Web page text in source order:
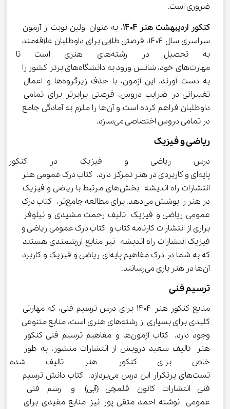
ضروری است.
کنکور اردیبهشت هنر ۱۴۰۴
، به عنوان اولین نوبت از آزمون
سراسری سال ۱۴۰۴، فرصتی طلایی برای داوطلبان علاقه‌مند
به تحصیل در رشته‌های هنری
مهارت‌های خود، شانس ورود به دانشگاه‌های برتر کشور را
به دست آورند. این آزمون، با حذف زیرگروه‌ها و اعمال
تغییراتی در ضرایب دروس، فرصتی برابرتر برای تمامی
داوطلبان فراهم کرده است و آن‌ها را ملزم به آمادگی جامع
در تمامی دروس اختصاصی می‌سازد.
ریاضی و فیزیک
درس ریاضی و فیزیک در کنکور
پایه‌ای و کاربردی در هنر تمرکز دارد. کتاب درک عمومی هنر
انتشارات راه اندیشه بخش‌های مرتبط با ریاضی و فیزیک
در هنر را پوشش می‌دهد. برای مطالعه جامع‌تر، کتاب درک
عمومی ریاضی و فیزیک تالیف رحمت مشیدی و نیلوفر
براری از انتشارات کارنامه کتاب و کتاب درک عمومی ریاضی و
فیزیک انتشارات راه اندیشه نیز منابع ارزشمندی هستند
که به شما در درک مفاهیم پایه‌ای ریاضی و فیزیک و کاربرد
آن‌ها در هنر یاری می‌رسانند.
ترسیم فنی
منابع کنکور هنر ۱۴۰۴ برای درس ترسیم فنی، که مهارتی
کلیدی برای بسیاری از رشته‌های هنری است، منابع متنوعی
وجود دارد. کتاب آزمون‌ها و مفاهیم ترسیم فنی کنکور
هنر تالیف سعید درویش از انتشارات منشور، به طور
خاص برای کنکور هنر تالیف
تست‌های پرتکرار این درس می‌پردازد. کتاب دانش ترسیم
فنی انتشارات کانون قلمچی (آبی) و رسم فنی
عمومی نوشته احمد متقی پور نیز منابع مفیدی برای